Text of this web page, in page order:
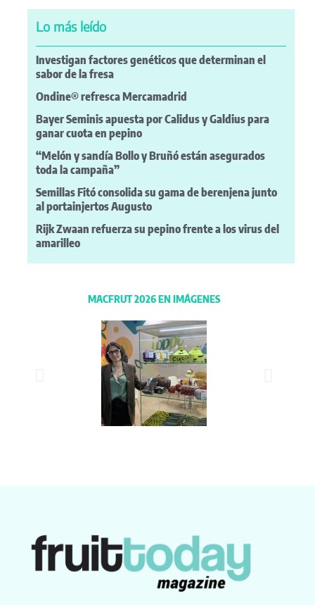
Lo más leído
Investigan factores genéticos que determinan el
sabor de la fresa
Ondine® refresca Mercamadrid
Bayer Seminis apuesta por Calidus y Galdius para
ganar cuota en pepino
“Melón y sandía Bollo y Bruñó están asegurados
toda la campaña”
Semillas Fitó consolida su gama de berenjena junto
al portainjertos Augusto
Rijk Zwaan refuerza su pepino frente a los virus del
amarilleo
MACFRUT 2026 EN IMÁGENES